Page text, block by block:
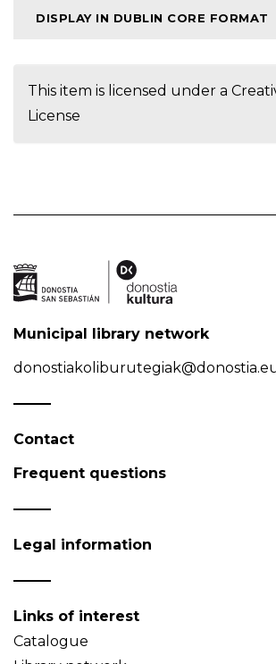
DISPLAY IN DUBLIN CORE FORMAT
This item is licensed under a
License
Municipal library network
Contact
Frequent questions
Legal information
Links of interest
Catalogue